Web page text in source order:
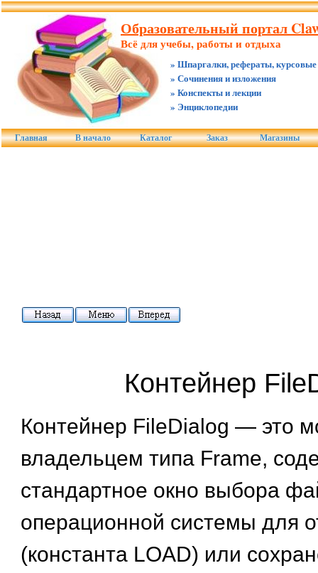
Образовательный портал
Всё для учебы, работы и отдыха
» Шпаргалки, рефераты, курсовые
» Сочинения и изложения
» Конспекты и лекции
» Энциклопедии
Главная В начало Каталог Заказ Магазины
Контейнер
Контейнер FileDialog — это
владельцем типа Frame,
стандартное окно выбора
операционной системы для
(константа LOAD) или